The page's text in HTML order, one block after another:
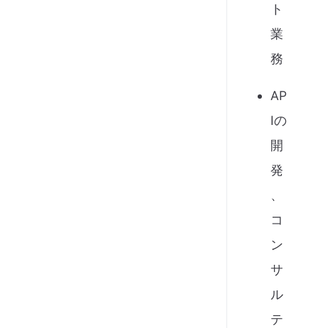
ト
業
務
AP
Iの
開
発
、
コ
ン
サ
ル
テ